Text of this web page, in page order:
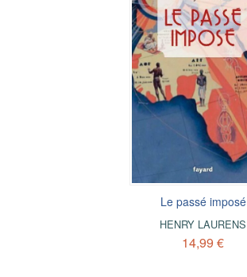
Le passé imposé
HENRY LAURENS
14,99 €